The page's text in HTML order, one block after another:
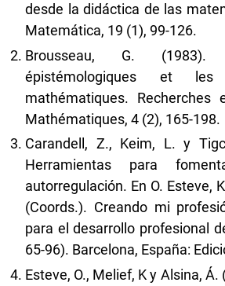
desde la didáctica de las
Matemática, 19 (1), 99-126.
Brousseau, G. (1983).
épistémologiques et
mathématiques. Recherches
Mathématiques, 4 (2), 165-198.
Carandell, Z., Keim, L. y
Herramientas para
autorregulación. En O. Esteve,
(Coords.). Creando mi
para el desarrollo profesional
65-96). Barcelona, España:
Esteve, O., Melief, K y Alsina,